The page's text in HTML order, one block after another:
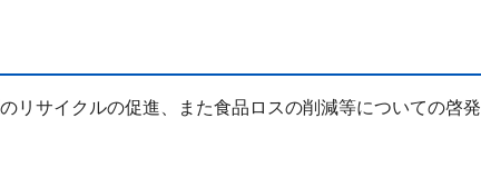
リサイクルの促進、また食品ロスの削減等についての啓発